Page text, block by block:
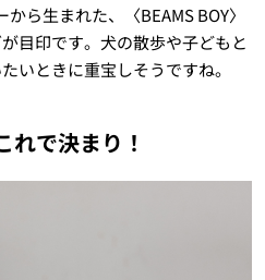
ら生まれた、〈BEAMS BOY〉
目印です。犬の散歩や子どもと
いときに重宝しそうですね。
れで決まり！